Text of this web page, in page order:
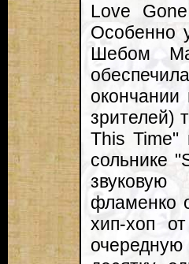
Love
Особенно
Шебом
окончании
зрителей)
This Time"
сольнике
фламенко
хип-хоп